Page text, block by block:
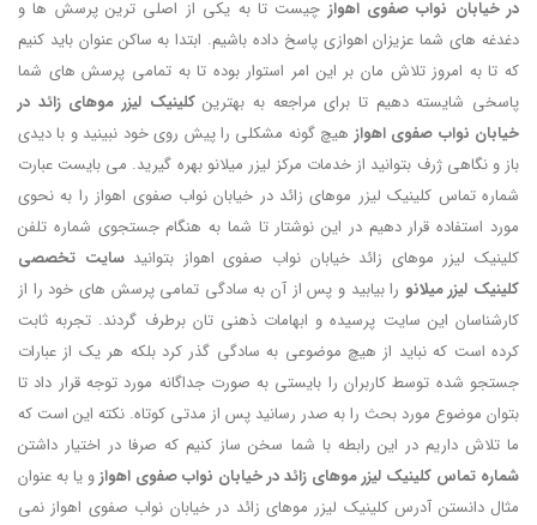
در خیابان نواب صفوی اهوازچیست تا به یکی از اصلی ترین پرسش ها و
دغدغه های شما عزیزان اهوازی پاسخ داده باشیم. ابتدا به ساکن عنوان باید کنیم
که تا به امروز تلاش مان بر این امر استوار بوده تا به تمامی پرسش های شما
پاسخی شایسته دهیم تا برای مراجعه به بهترینکلینیک لیزر موهای زائد در
خیابان نواب صفوی اهوازهیچ گونه مشکلی را پیش روی خود نبینید و با دیدی
باز و نگاهی ژرف بتوانید از خدمات مرکز لیزر میلانو بهره گیرید. می بایست عبارت
شماره تماس کلینیک لیزر موهای زائد در خیابان نواب صفوی اهواز را به نحوی
مورد استفاده قرار دهیم در این نوشتار تا شما به هنگام جستجوی شماره تلفن
کلینیک لیزر موهای زائد خیابان نواب صفوی اهواز بتوانیدسایت تخصصی
کلینیک لیزر میلانو را بیابید و پس از آن به سادگی تمامی پرسش های خود را از
کارشناسان این سایت پرسیده و ابهامات ذهنی تان برطرف گردند. تجربه ثابت
کرده است که نباید از هیچ موضوعی به سادگی گذر کرد بلکه هر یک از عبارات
جستجو شده توسط کاربران را بایستی به صورت جداگانه مورد توجه قرار داد تا
بتوان موضوع مورد بحث را به صدر رسانید پس از مدتی کوتاه. نکته این است که
ما تلاش داریم در این رابطه با شما سخن ساز کنیم که صرفا در اختیار داشتن
شماره تماس کلینیک لیزر موهای زائد در خیابان نواب صفوی اهوازو یا به عنوان
مثال دانستن آدرس کلینیک لیزر موهای زائد در خیابان نواب صفوی اهواز نمی